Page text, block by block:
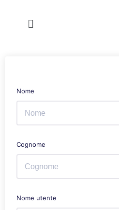
Nome
Cognome
Nome utente